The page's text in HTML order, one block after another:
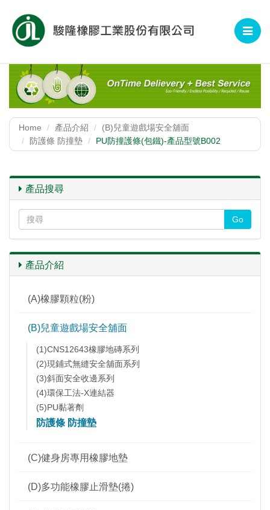
Toggle
Home 產品介紹
(B)兒童遊戲場安全舖面
防護條 防撞墊
PU防撞護條(包鐵)-產品型號B002
產品搜尋
產品介紹
(A)橡膠顆粒(粉)
(B)兒童遊戲場安全舖面
(1)CNS12643橡膠地磚系列
(2)現鋪式無縫安全舖面系列
(3)斜面安全收邊系列
(4)環保工法-X連結器
(5)PU黏著劑
防護條 防撞墊
(C)健身房專用橡膠地墊
(D)多功能橡膠止滑墊(捲)